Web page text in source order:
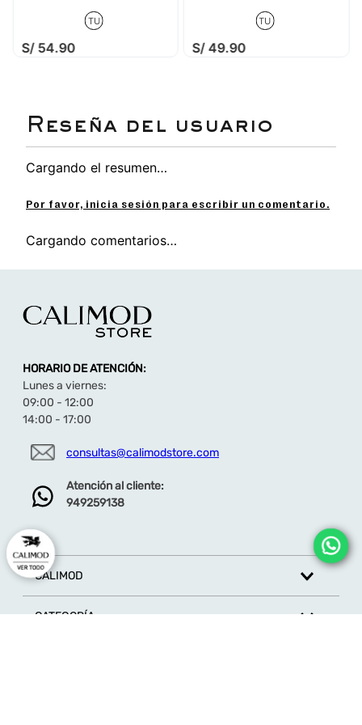
TU
S/ 54.90
TU
S/ 49.90
Cargando el resumen…
Por favor, inicia sesión para escribir un comentario.
Cargando comentarios…
HORARIO DE ATENCIÓN:
Lunes a viernes:
09:00 - 12:00
14:00 - 17:00
consultas@calimodstore.com
Atención al cliente:
949259138
CALIMOD
CATEGORÍA